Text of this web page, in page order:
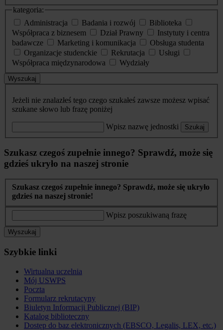
kategoria:
Administracja
Badania i rozwój
Biblioteka
Współpraca z biznesem
Dział Prawny
Instytuty i centra
badawcze
Marketing i komunikacja
Obsługa studenta
Organizacje studenckie
Rekrutacja
Usługi
Współpraca międzynarodowa
Wydziały
Wyszukaj
Jeżeli nie znalazłeś tego czego szukałeś zawsze możesz wpisać
szukane słowo lub frazę poniżej
Wpisz nazwę jednostki Szukaj
Szukasz czegoś zupełnie innego? Sprawdź, może się
gdzieś ukryło na naszej stronie
Szukasz czegoś zupełnie innego? Sprawdź, może się ukryło
gdzieś na naszej stronie!
Wpisz poszukiwaną frazę
Wyszukaj
Szybkie linki
Wirtualna uczelnia
Mój USWPS
Poczta
Formularz rekrutacyny
Biuletyn Informacji Publicznej (BIP)
Katalog biblioteczny
Dostęp do baz elektronicznych (EBSCO, Legalis, LEX, etc.)